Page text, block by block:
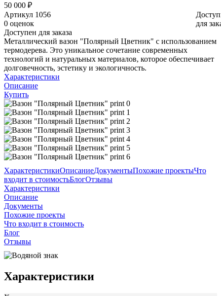
50 000 ₽
для
Артикул 1056
0 оценок
Доступен для заказа
Металлический вазон "Полярный Цветник" с использованием
термодерева. Это уникальное сочетание современных
технологий и натуральных материалов, которое обеспечивает
долговечность, эстетику и экологичность.
Характеристики
Описание
Купить
ХарактеристикиОписаниеДокументыПохожие проектыЧто
входит в стоимостьБлогОтзывы
Характеристики
Описание
Документы
Похожие проекты
Что входит в стоимость
Блог
Отзывы
Характеристики